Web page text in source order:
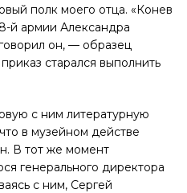
полк моего отца. «Конев
й армии Александра
он, — образец
старался выполнить
с ним литературную
в музейном действе
В тот же момент
генерального директора
с ним, Сергей